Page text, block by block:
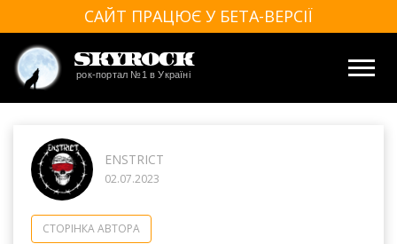
САЙТ ПРАЦЮЄ У БЕТА-ВЕРСІЇ
SkyRock
рок-портал №1 в Україні
ENSTRICT
02.07.2023
СТОРІНКА АВТОРА